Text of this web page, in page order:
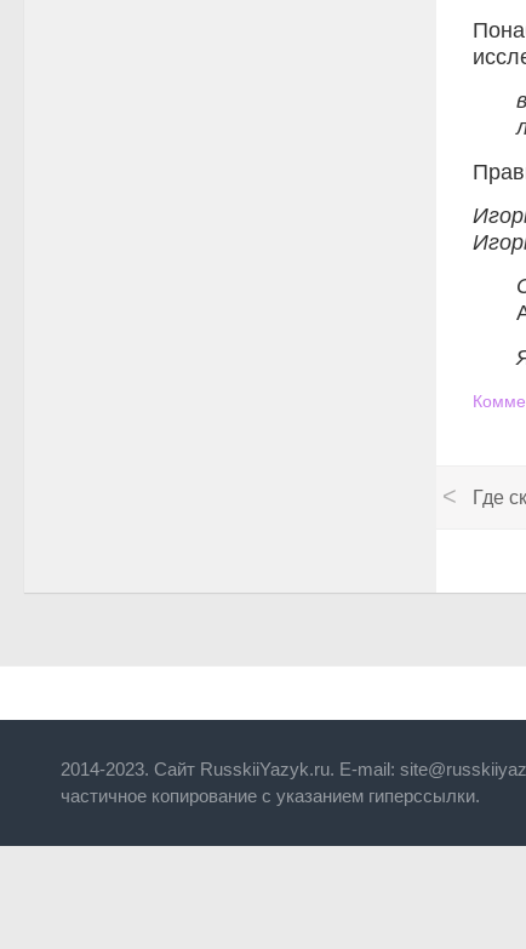
Где
2014-2023. Сайт RusskiiYazyk.ru. E-mail:
частичное копирование с указанием гиперссылки.